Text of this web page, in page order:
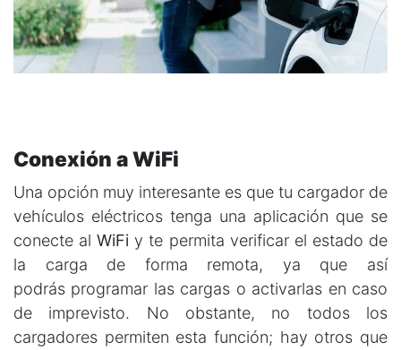
Conexión a WiFi
Una opción muy interesante es que tu cargador de
vehículos eléctricos tenga una aplicación que se
conecte alWiFi y te permita verificar el estado de
la carga de forma remota, ya que así
podrás programar las cargas o activarlas en caso
de imprevisto. No obstante, no todos los
cargadores permiten esta función; hay otros que